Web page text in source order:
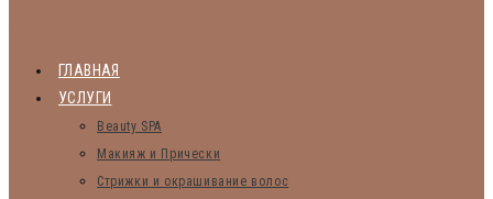
ГЛАВНАЯ
УСЛУГИ
Beauty SPA
Макияж и Прически
Стрижки и окрашивание волос